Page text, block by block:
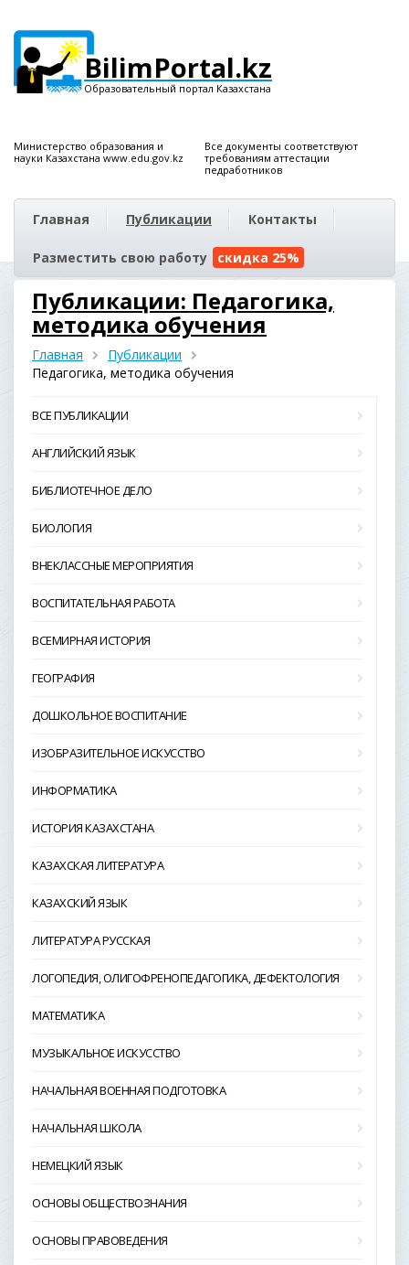
BilimPortal.kz
Образовательный портал Казахстана
Министерство образования и
науки Казахстана www.edu.gov.kz
Все документы соответствуют
требованиям аттестации
педработников
Главная Публикации Контакты
Разместить свою работу скидка 25%
Публикации: Педагогика,
методика обучения
Главная
Публикации
Педагогика, методика обучения
ВСЕ ПУБЛИКАЦИИ
АНГЛИЙСКИЙ ЯЗЫК
БИБЛИОТЕЧНОЕ ДЕЛО
БИОЛОГИЯ
ВНЕКЛАССНЫЕ МЕРОПРИЯТИЯ
ВОСПИТАТЕЛЬНАЯ РАБОТА
ВСЕМИРНАЯ ИСТОРИЯ
ГЕОГРАФИЯ
ДОШКОЛЬНОЕ ВОСПИТАНИЕ
ИЗОБРАЗИТЕЛЬНОЕ ИСКУССТВО
ИНФОРМАТИКА
ИСТОРИЯ КАЗАХСТАНА
КАЗАХСКАЯ ЛИТЕРАТУРА
КАЗАХСКИЙ ЯЗЫК
ЛИТЕРАТУРА РУССКАЯ
ЛОГОПЕДИЯ, ОЛИГОФРЕНОПЕДАГОГИКА, ДЕФЕКТОЛОГИЯ
МАТЕМАТИКА
МУЗЫКАЛЬНОЕ ИСКУССТВО
НАЧАЛЬНАЯ ВОЕННАЯ ПОДГОТОВКА
НАЧАЛЬНАЯ ШКОЛА
НЕМЕЦКИЙ ЯЗЫК
ОСНОВЫ ОБЩЕСТВОЗНАНИЯ
ОСНОВЫ ПРАВОВЕДЕНИЯ